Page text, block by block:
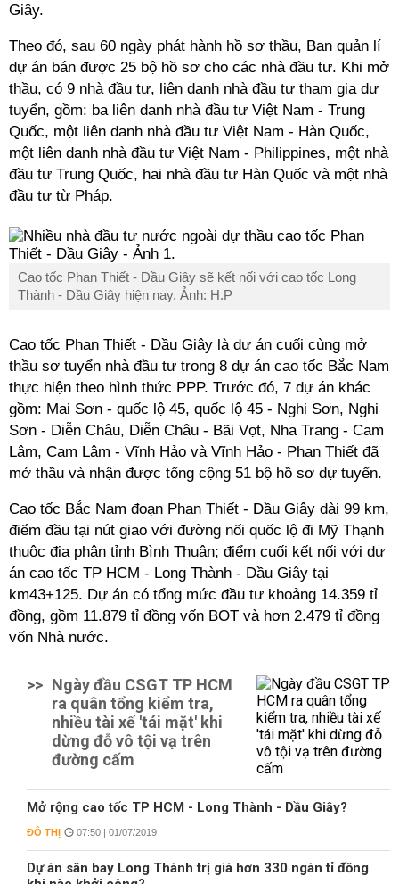
Giây.
Theo đó, sau 60 ngày phát hành hồ sơ thầu, Ban quản lí
dự án bán được 25 bộ hồ sơ cho các nhà đầu tư. Khi mở
thầu, có 9 nhà đầu tư, liên danh nhà đầu tư tham gia dự
tuyển, gồm: ba liên danh nhà đầu tư Việt Nam - Trung
Quốc, một liên danh nhà đầu tư Việt Nam - Hàn Quốc,
một liên danh nhà đầu tư Việt Nam - Philippines, một nhà
đầu tư Trung Quốc, hai nhà đầu tư Hàn Quốc và một nhà
đầu tư từ Pháp.
Cao tốc Phan Thiết - Dầu Giây sẽ kết nối với cao tốc Long
Thành - Dầu Giây hiện nay. Ảnh: H.P
Cao tốc Phan Thiết - Dầu Giây là dự án cuối cùng mở
thầu sơ tuyển nhà đầu tư trong 8 dự án cao tốc Bắc Nam
thực hiện theo hình thức PPP. Trước đó, 7 dự án khác
gồm: Mai Sơn - quốc lộ 45, quốc lộ 45 - Nghi Sơn, Nghi
Sơn - Diễn Châu, Diễn Châu - Bãi Vọt, Nha Trang - Cam
Lâm, Cam Lâm - Vĩnh Hảo và Vĩnh Hảo - Phan Thiết đã
mở thầu và nhận được tổng cộng 51 bộ hồ sơ dự tuyển.
Cao tốc Bắc Nam đoạn Phan Thiết - Dầu Giây dài 99 km,
điểm đầu tại nút giao với đường nối quốc lộ đi Mỹ Thạnh
thuộc địa phận tỉnh Bình Thuận; điểm cuối kết nối với dự
án cao tốc TP HCM - Long Thành - Dầu Giây tại
km43+125. Dự án có tổng mức đầu tư khoảng 14.359 tỉ
đồng, gồm 11.879 tỉ đồng vốn BOT và hơn 2.479 tỉ đồng
vốn Nhà nước.
>> Ngày đầu CSGT TP HCM
ra quân tổng kiểm tra,
nhiều tài xế 'tái mặt' khi
dừng đỗ vô tội vạ trên
đường cấm
Mở rộng cao tốc TP HCM - Long Thành - Dầu Giây?
ĐÔ THỊ 07:50 | 01/07/2019
Dự án sân bay Long Thành trị giá hơn 330 ngàn tỉ đồng